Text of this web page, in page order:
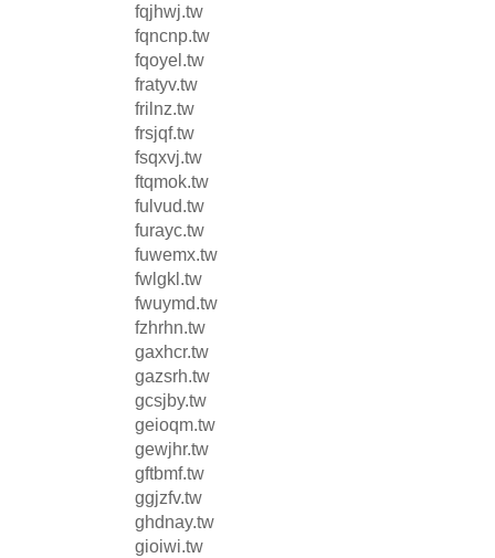
fqjhwj.tw
fqncnp.tw
fqoyel.tw
fratyv.tw
frilnz.tw
frsjqf.tw
fsqxvj.tw
ftqmok.tw
fulvud.tw
furayc.tw
fuwemx.tw
fwlgkl.tw
fwuymd.tw
fzhrhn.tw
gaxhcr.tw
gazsrh.tw
gcsjby.tw
geioqm.tw
gewjhr.tw
gftbmf.tw
ggjzfv.tw
ghdnay.tw
gioiwi.tw